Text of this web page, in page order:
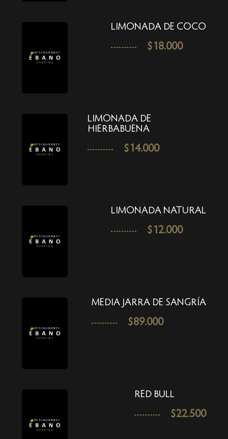
LIMONADA DE COCO
$18.000
LIMONADA DE
HIERBABUENA
$14.000
LIMONADA NATURAL
$12.000
MEDIA JARRA DE SANGRÍA
$89.000
RED BULL
$22.500